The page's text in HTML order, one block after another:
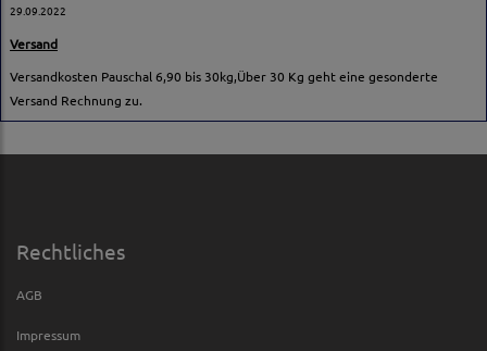
29.09.2022
Versand
Versandkosten Pauschal 6,90 bis 30kg,Über 30 Kg geht eine gesonderte
Versand Rechnung zu.
Rechtliches
AGB
Impressum